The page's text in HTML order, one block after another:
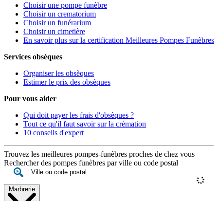
Choisir une pompe funèbre
Choisir un crematorium
Choisir un funérarium
Choisir un cimetière
En savoir plus sur la certification Meilleures Pompes Funèbres
Services obsèques
Organiser les obsèques
Estimer le prix des obsèques
Pour vous aider
Qui doit payer les frais d'obsèques ?
Tout ce qu'il faut savoir sur la crémation
10 conseils d'expert
Trouvez les meilleures pompes-funèbres proches de chez vous
Rechercher des pompes funèbres par ville ou code postal
Marbrerie